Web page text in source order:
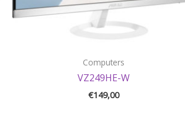
Computers
VZ249HE-W
€149,00